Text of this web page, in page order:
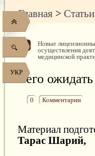
УКР
Главная > Статьи
Новые
осуществления
медицинской
Чего
0 Комментарии
Материал
Тарас Шарий,